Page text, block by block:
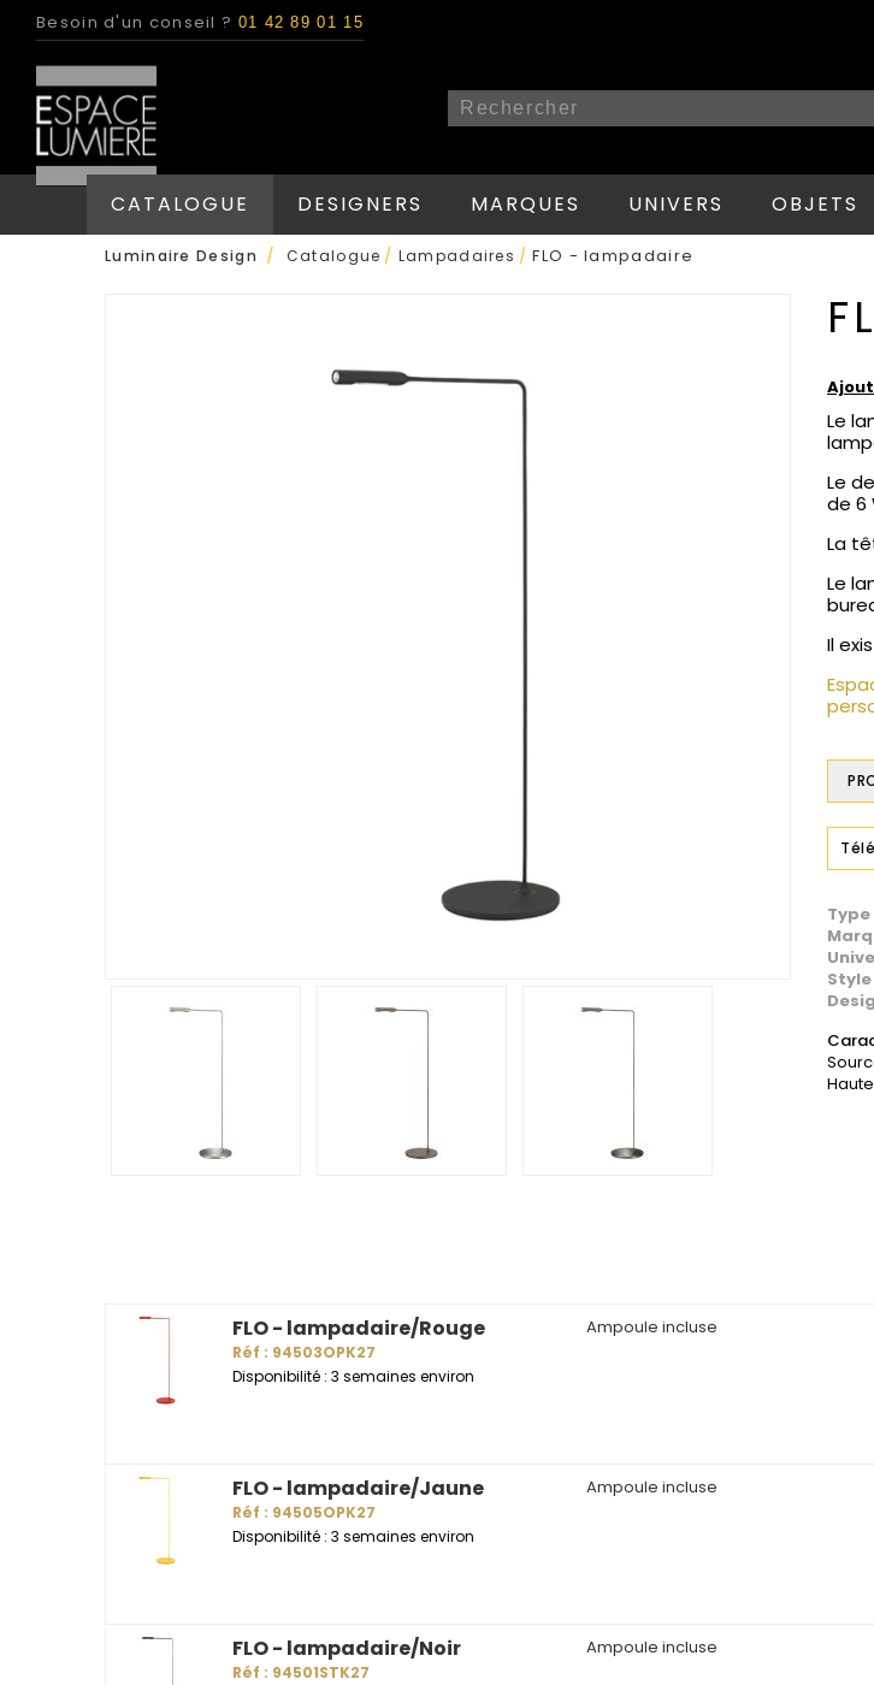
Besoin d'un conseil ? 01 42 89 01 15
CATALOGUE DESIGNERS MARQUES UNIVERS OBJETS
Luminaire Design / Catalogue / Lampadaires / FLO - lampadaire
Le
Le
de 6
La
Le
Il
Type
Style
FLO - lampadaire/Rouge
Réf : 94503OPK27
Disponibilité : 3 semaines environ
Ampoule incluse
FLO - lampadaire/Jaune
Réf : 94505OPK27
Disponibilité : 3 semaines environ
Ampoule incluse
FLO - lampadaire/Noir
Réf : 94501STK27
Ampoule incluse